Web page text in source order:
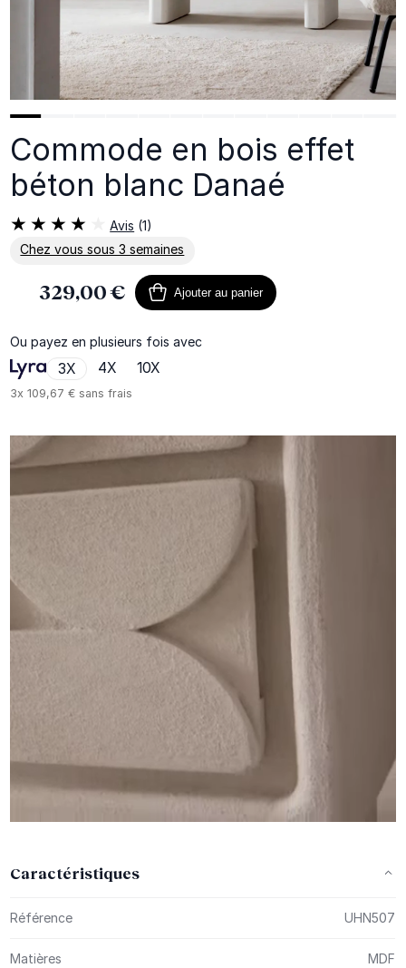
Commode en bois effet
béton blanc Danaé
Avis (1)
Chez vous sous 3 semaines
En savoir plus sur la livraison
329,00 € Ajouter au panier
Ou payez en plusieurs fois avec
3X 4X 10X
3x109,67 € sans frais
Caractéristiques
Référence UHN507
Matières MDF